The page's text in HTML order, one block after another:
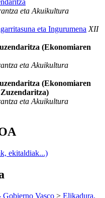
eta Akuikultura
eta Ingurumena XII
(Ekonomiaren
eta Akuikultura
(Ekonomiaren
eta Akuikultura
ekitaldiak...)
Gobierno Vasco > Elikadura,